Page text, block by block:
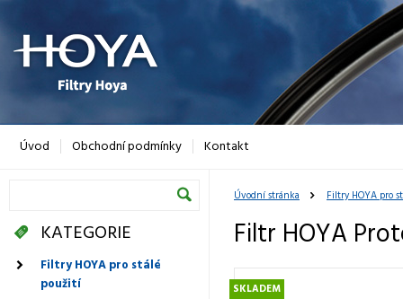
Úvodní stránka Filtry HOYA pro
Filtr HOYA
SKLADEM
KATEGORIE
Filtry HOYA pro stálé
použití
Úvod Obchodní podmínky Kontakt